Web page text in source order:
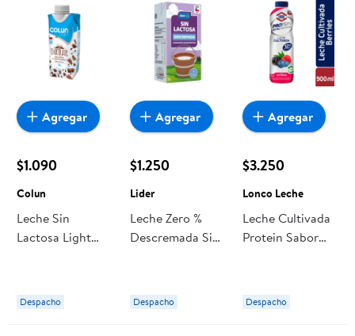
$1.090
Colun
Leche Sin
Lactosa Light
Despacho
Agregar
$1.250
Lider
Leche Zero %
Descremada Sin
Despacho
Agregar
$3.250
Lonco Leche
Leche Cultivada
Protein Sabor
Leche
Despacho
Agregar